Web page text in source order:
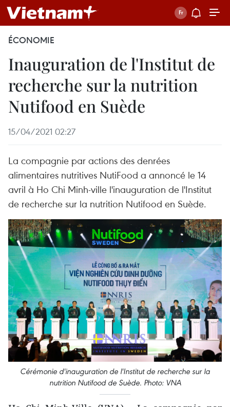
ÉCONOMIE
Inauguration de l'Institut de
recherche sur la nutrition
Nutifood en Suède
15/04/2021 02:27
La compagnie par actions des denrées
alimentaires nutritives NutiFood a annoncé le 14
avril à Ho Chi Minh-ville l'inauguration de l'Institut
de recherche sur la nutrition Nutifood en Suède.
Cérémonie d'inauguration de l'Institut de recherche sur la
nutrition Nutifood de Suède. Photo: VNA